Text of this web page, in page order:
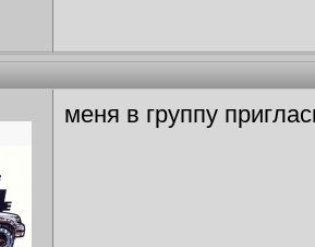
меня в группу